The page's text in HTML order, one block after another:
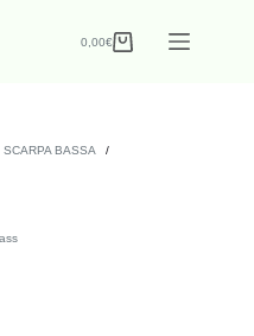
0,00€
SCARPA BASSA
/